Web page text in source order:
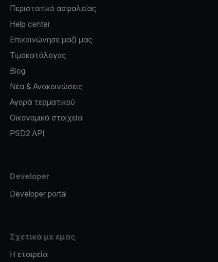
Περιστατικό ασφαλείας
Help center
Επικοινώνησε μαζί μας
Τιμοκατάλογος
Blog
Νέα & Ανακοινώσεις
Αγορά τερματικού
Οικονομικά στοιχεία
PSD2 API
Developer
Developer portal
Σχετικά με εμάς
Η εταιρεία